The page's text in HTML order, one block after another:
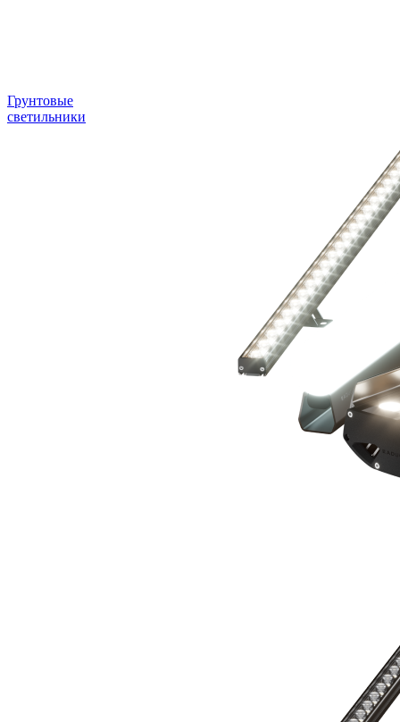
Грунтовые
светильники